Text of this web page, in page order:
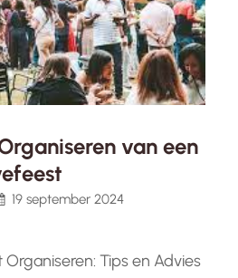
van een
19 september 2024
Organiseren: Tips en Advies